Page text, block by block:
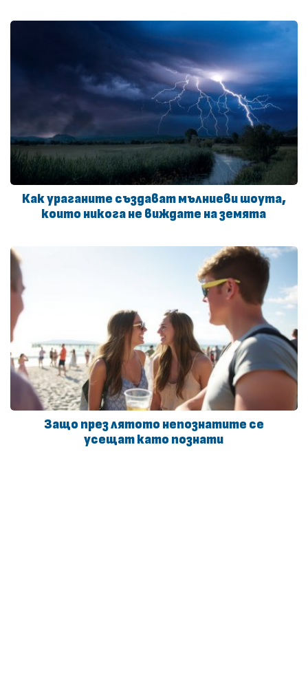
Как ураганите създават мълниеви шоута,
които никога не виждате на земята
Защо през лятото непознатите се
усещат като познати